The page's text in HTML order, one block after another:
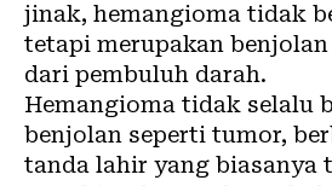
jinak, hemangioma tidak
tetapi merupakan
dari pembuluh darah.
Hemangioma tidak selalu
benjolan seperti tumor,
tanda lahir yang biasanya